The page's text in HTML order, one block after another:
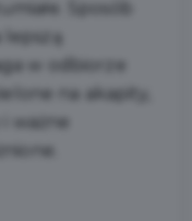
Sposób
lepszą
w odbiorze
na akapity,
ważne